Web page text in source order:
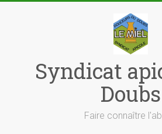
Syndicat
Doubs
Faire connaître